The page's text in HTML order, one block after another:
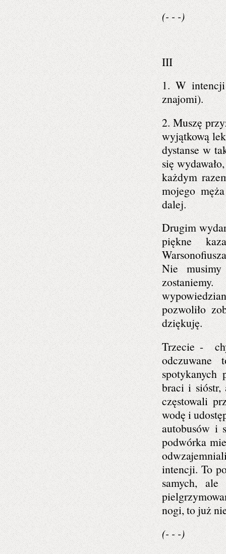
(- - -)
III
1. W
znajomi).
2. Muszę
wyjątkową
dystanse w
się
każdym
mojego
dalej.
Drugim
piękne
Nie
pozwoliło
dziękuję.
Trzecie -
odczuwane
braci i sióstr,
częstowali
wodę i
autobusów i
podwórka
intencji. To
samych,
nogi, to już
(- - -)